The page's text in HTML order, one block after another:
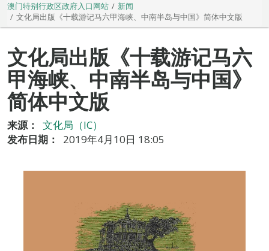
澳门特别行政区政府入口网站
新闻
文化局出版《十载游记马六甲海峡、中南半岛与中国》简体中文版
文化局出版《十载游记马六
甲海峡、中南半岛与中国》
简体中文版
来源：
文化局（IC）
发布日期：
2019年4月10日 18:05